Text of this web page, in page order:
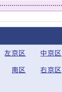
左京区 中京区
南区 右京区